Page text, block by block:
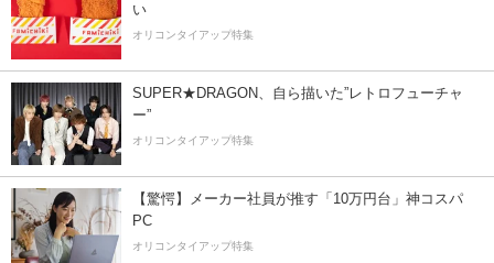
い
オリコンタイアップ特集
SUPER★DRAGON、自ら描いた”レトロフューチャ
ー”
オリコンタイアップ特集
【驚愕】メーカー社員が推す「10万円台」神コスパ
PC
オリコンタイアップ特集